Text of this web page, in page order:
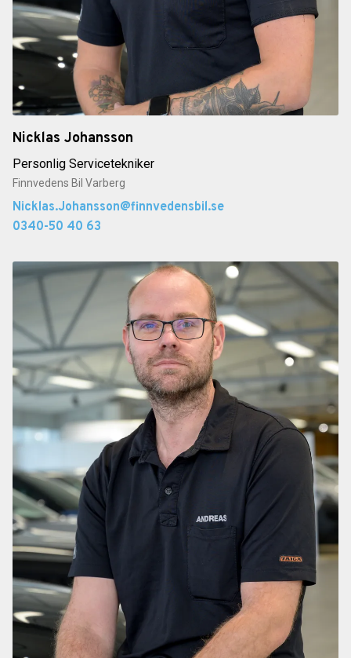
Nicklas Johansson
Personlig Servicetekniker
Finnvedens Bil Varberg
Nicklas.Johansson@finnvedensbil.se
0340-50 40 63